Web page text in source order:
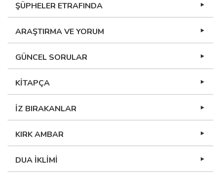
ŞÜPHELER ETRAFINDA
ARAŞTIRMA VE YORUM
GÜNCEL SORULAR
KİTAPÇA
İZ BIRAKANLAR
KIRK AMBAR
DUA İKLİMİ